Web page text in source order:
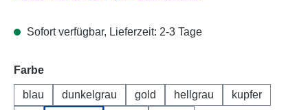
Sofort verfügbar, Lieferzeit: 2-3 Tage
Farbe
blau dunkelgrau gold hellgrau
kupfer